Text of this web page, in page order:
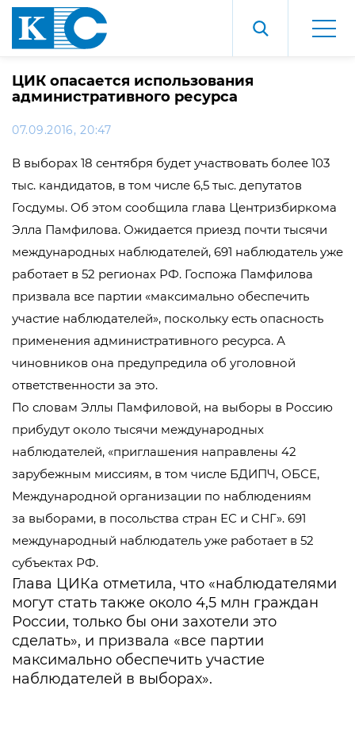
ЦИК опасается использования
административного ресурса
07.09.2016, 20:47
В выборах 18 сентября будет участвовать более 103
тыс. кандидатов, в том числе 6,5 тыс. депутатов
Госдумы. Об этом сообщила глава Центризбиркома
Элла Памфилова. Ожидается приезд почти тысячи
международных наблюдателей, 691 наблюдатель уже
работает в 52 регионах РФ. Госпожа Памфилова
призвала все партии «максимально обеспечить
участие наблюдателей», поскольку есть опасность
применения административного ресурса. А
чиновников она предупредила об уголовной
ответственности за это.
По словам Эллы Памфиловой, на выборы в Россию
прибудут около тысячи международных
наблюдателей, «приглашения направлены 42
зарубежным миссиям, в том числе БДИПЧ, ОБСЕ,
Международной организации по наблюдениям
за выборами, в посольства стран ЕС и СНГ». 691
международный наблюдатель уже работает в 52
субъектах РФ.
Глава ЦИКа отметила, что «наблюдателями
могут стать также около 4,5 млн граждан
России, только бы они захотели это
сделать», и призвала «все партии
максимально обеспечить участие
наблюдателей в выборах».